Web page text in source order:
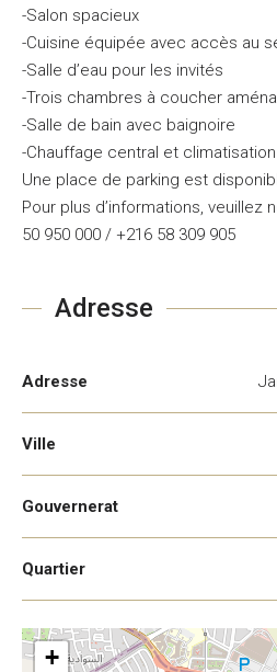
-Salon spacieux
-Cuisine équipée avec accès au
-Salle d’eau pour les invités
-Trois chambres à coucher
-Salle de bain avec baignoire
-Chauffage central et
Une place de parking est
Pour plus d’informations, veuillez
50 950 000 / +216 58 309 905
Adresse
Adresse
Ville
Gouvernerat
Quartier
+